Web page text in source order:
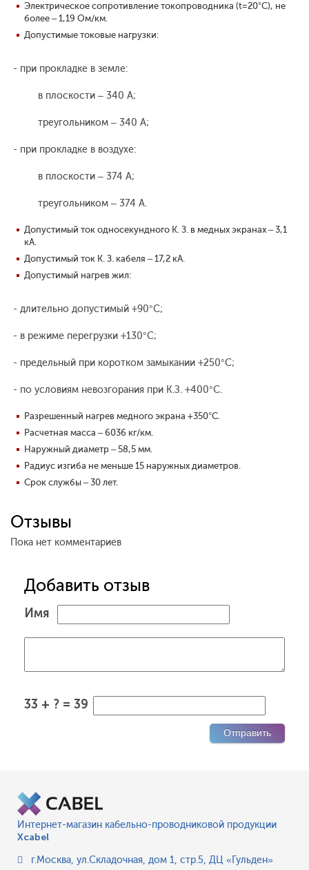
Электрическое сопротивление токопроводника (t=20°С), не
более – 1,19 Ом/км.
Допустимые токовые нагрузки:
- при прокладке в земле:
в плоскости – 340 А;
треугольником – 340 А;
- при прокладке в воздухе:
в плоскости – 374 А;
треугольником – 374 А.
Допустимый ток односекундного К. З. в медных экранах – 3,1
кА.
Допустимый ток К. З. кабеля – 17,2 кА.
Допустимый нагрев жил:
- длительно допустимый +90°С;
- в режиме перегрузки +130°С;
- предельный при коротком замыкании +250°С;
- по условиям невозгорания при К.З. +400°С.
Разрешенный нагрев медного экрана +350°С.
Расчетная масса – 6036 кг/км.
Наружный диаметр – 58,5 мм.
Радиус изгиба не меньше 15 наружных диаметров.
Срок службы – 30 лет.
Отзывы
Пока нет комментариев
Добавить отзыв
Имя
33 + ? = 39
Интернет-магазин кабельно-проводниковой продукции
Xcabel
г.Москва, ул.Складочная, дом 1, стр.5, ДЦ «Гульден»